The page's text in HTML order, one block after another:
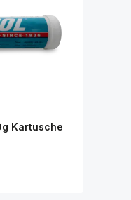
Kartusche
Preis: